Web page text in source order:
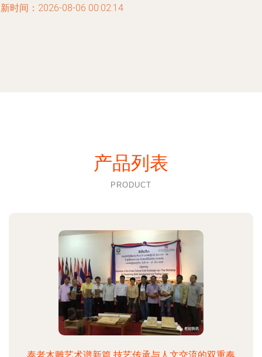
时间：2026-08-06 00:02:14
产品列表
PRODUCT